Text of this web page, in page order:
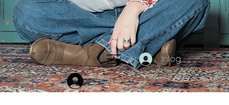
Inloggen
Inloggen